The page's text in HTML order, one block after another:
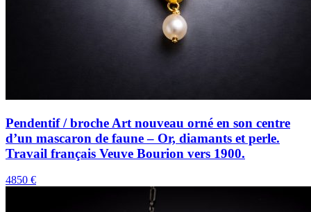
Pendentif / broche Art nouveau orné en son centre
d’un mascaron de faune – Or, diamants et perle.
Travail français Veuve Bourion vers 1900.
4850 €